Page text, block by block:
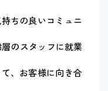
ちの良いコミュニ
のスタッフに就業
、お客様に向き合